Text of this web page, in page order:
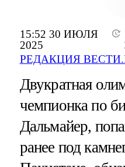
15:52 30 ИЮЛЯ
2025
РЕДАКЦИЯ
Двукратная
чемпионка по
Дальмайер,
ранее под